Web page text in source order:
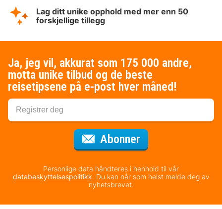
Lag ditt unike opphold med mer enn 50
forskjellige tillegg
Ja, jeg vil, akkurat som 175 000 andre,
motta unike tilbud og de beste
reisetipsene på e-post hver måned!
Abonner
Personlige data håndteres i henhold til vår
databeskyttelsespolitikk. Du kan når som helst melde deg av
nyhetsbrevet.